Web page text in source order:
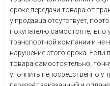
сроке передачи товара от
у продавца отсутствует,
покупателю самостоятельно
транспортной компании и не
нарушение этого срока. Если
товара самостоятельно,
уточнить непосредственно у